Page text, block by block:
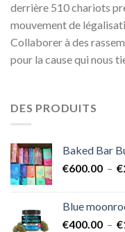
derrière 510 chariots
mouvement de
Collaborer à des
pour la cause qui nous
DES PRODUITS
Baked Bar
€600.00 – €
Blue
€400.00 – €